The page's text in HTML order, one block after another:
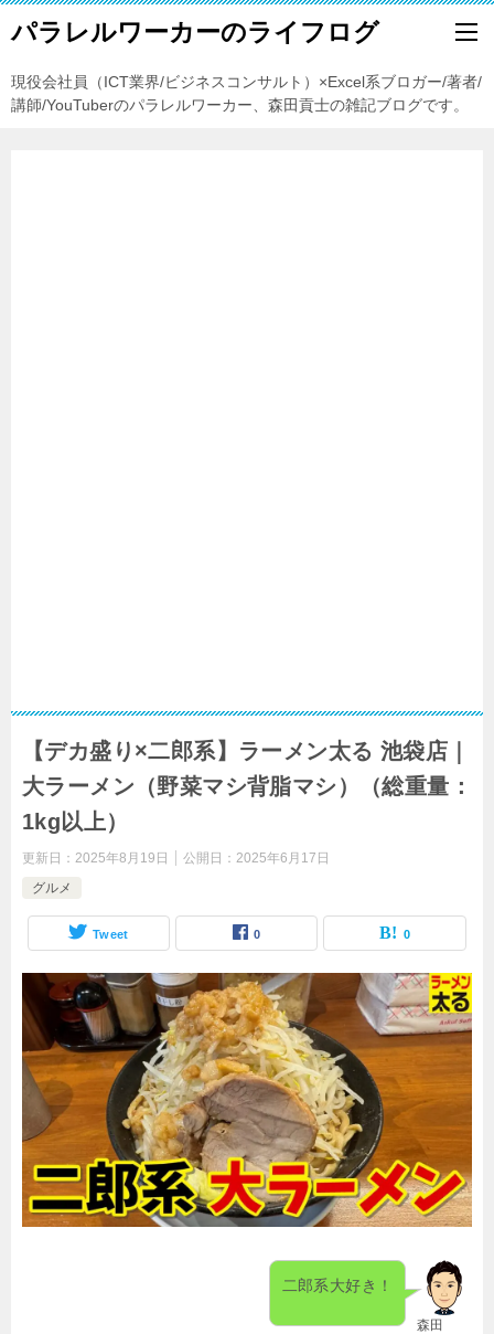
パラレルワーカーのライフログ
現役会社員（ICT業界/ビジネスコンサルト）×Excel系ブロガー/著者/
講師/YouTuberのパラレルワーカー、森田貢士の雑記ブログです。
【デカ盛り×二郎系】ラーメン太る 池袋店｜
大ラーメン（野菜マシ背脂マシ）（総重量：
1kg以上）
更新日： 2025年8月19日 公開日： 2025年6月17日
グルメ
Tweet 0 0
森田
二郎系大好き！